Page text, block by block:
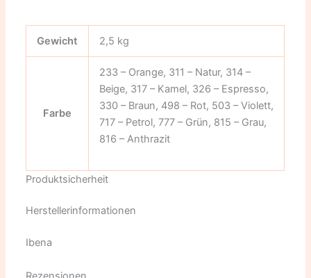
Gewicht 2,5 kg
Farbe
233 – Orange, 311 – Natur, 314 –
Beige, 317 – Kamel, 326 – Espresso,
330 – Braun, 498 – Rot, 503 – Violett,
717 – Petrol, 777 – Grün, 815 – Grau,
816 – Anthrazit
Produktsicherheit
Herstellerinformationen
Ibena